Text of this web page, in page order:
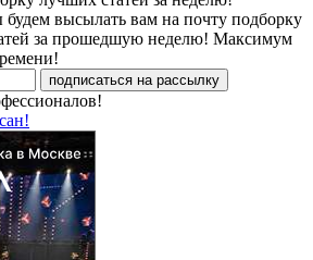
высылать вам на почту подборку
за прошедшую неделю! Максимум
подписаться на рассылку